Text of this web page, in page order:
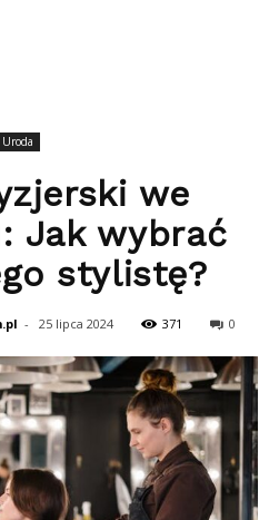
Uroda
we
Jak wybrać
stylistę?
- 25 lipca 2024 371 0